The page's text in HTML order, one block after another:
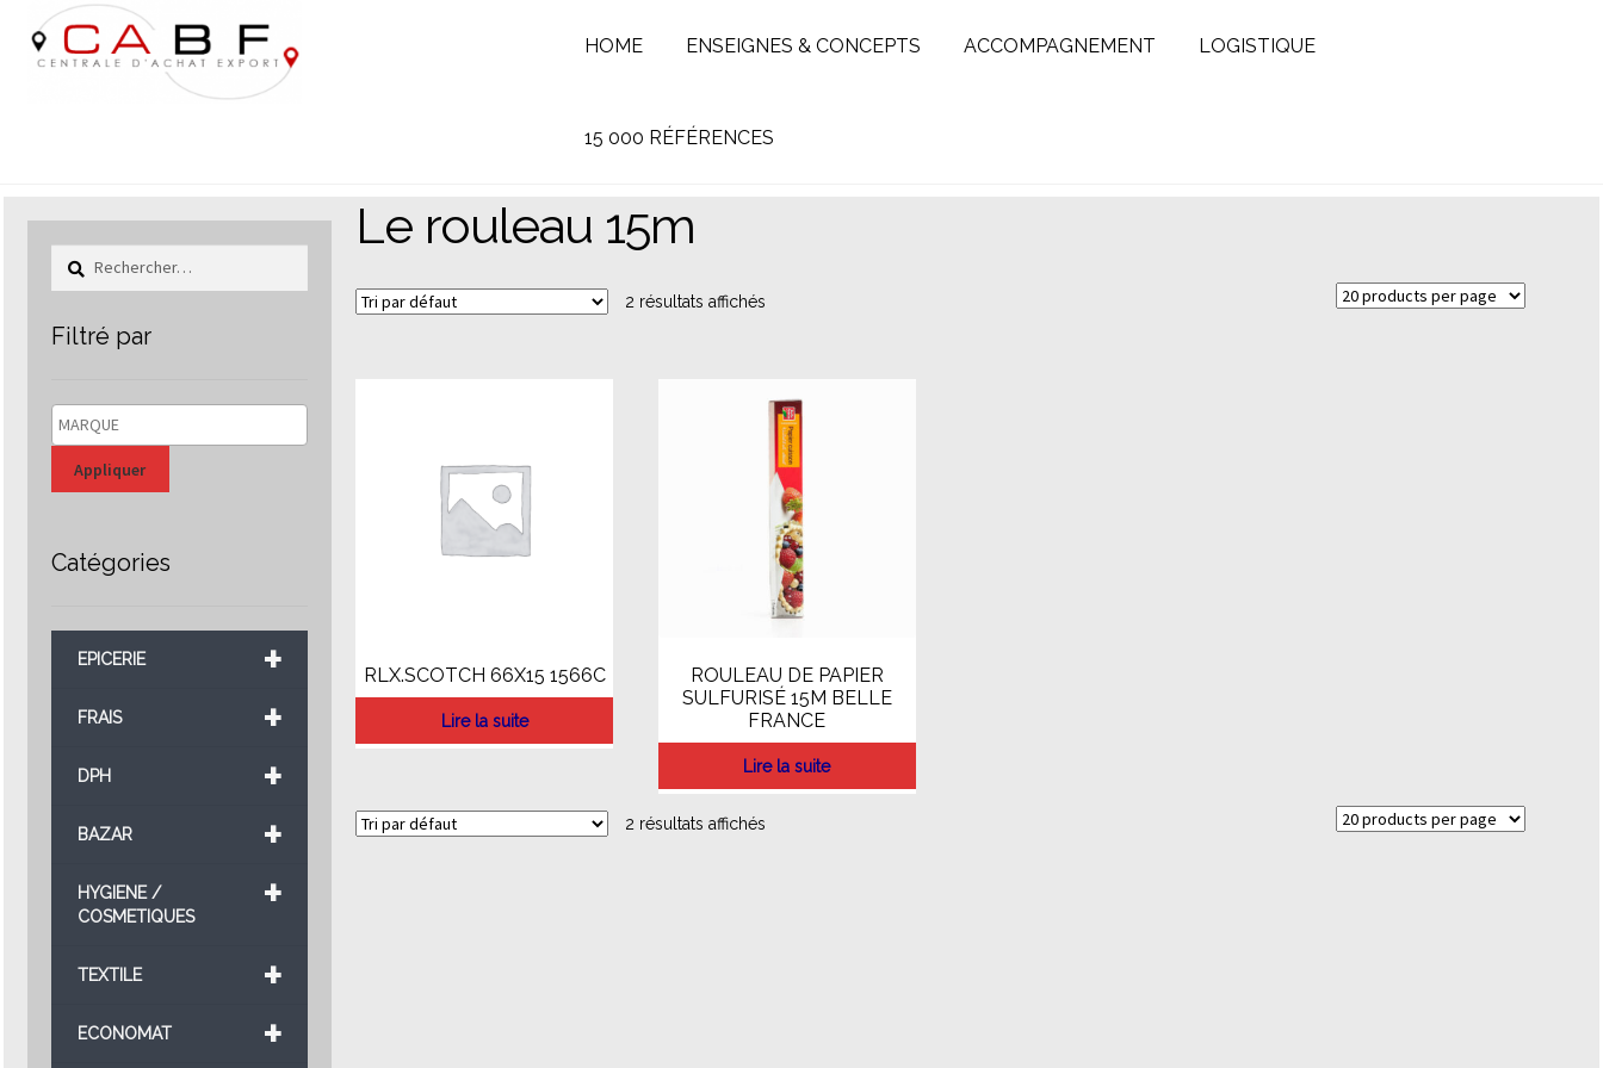
Aller
à
la
Aller
au
contenu
HOME ENSEIGNES & CONCEPTS ACCOMPAGNEMENT LOGISTIQUE
15 000 RÉFÉRENCES
Le rouleau 15m
2 résultats affichés
RLX.SCOTCH 66X15 1566C
Lire la suite
ROULEAU DE PAPIER
SULFURISÉ 15M BELLE
FRANCE
Lire la suite
2 résultats affichés
Rechercher :
Filtré par
Appliquer
Catégories
+
EPICERIE
+
FRAIS
+
DPH
+
BAZAR
+
HYGIENE /
COSMETIQUES
+
TEXTILE
+
ECONOMAT